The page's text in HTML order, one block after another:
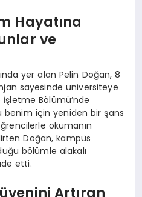
Hayatına
ve
yer alan Pelin Doğan, 8
sayesinde üniversiteye
Bölümü’nde
benim için yeniden bir şans
okumanın
Doğan, kampüs
bölümle alakalı
etti.
Artıran